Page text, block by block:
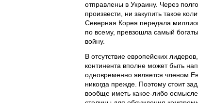
отправлены в Украину. Через
произвести, ни закупить такое
Северная Корея передала
по всему, превзошла самый
войну.
В отсутствие европейских
континента вполне может быть
одновременно является членом
никогда прежде. Поэтому стоит
вообще иметь какое-либо